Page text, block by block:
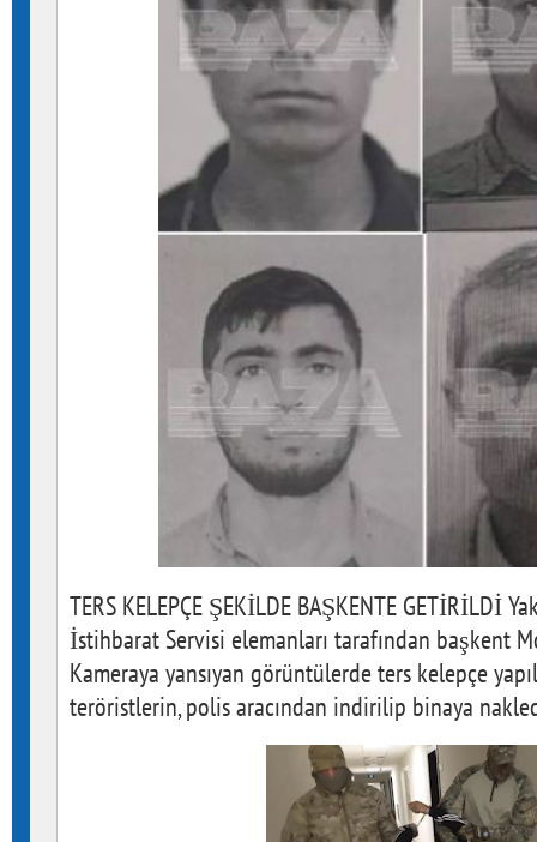
TERS KELEPÇE ŞEKİLDE BAŞKENTE GETİRİLDİ
İstihbarat Servisi elemanları tarafından başkent
Kameraya yansıyan görüntülerde ters kelepçe
teröristlerin, polis aracından indirilip binaya